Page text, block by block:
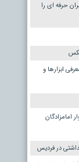
حرفه ای را
ابزارها و
جوار امامزادگان
در فردیس